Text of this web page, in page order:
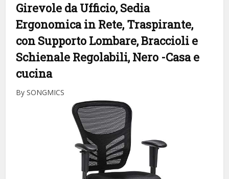
Girevole da Ufficio, Sedia
Ergonomica in Rete, Traspirante,
con Supporto Lombare, Braccioli e
Schienale Regolabili, Nero -Casa e
cucina
By SONGMICS